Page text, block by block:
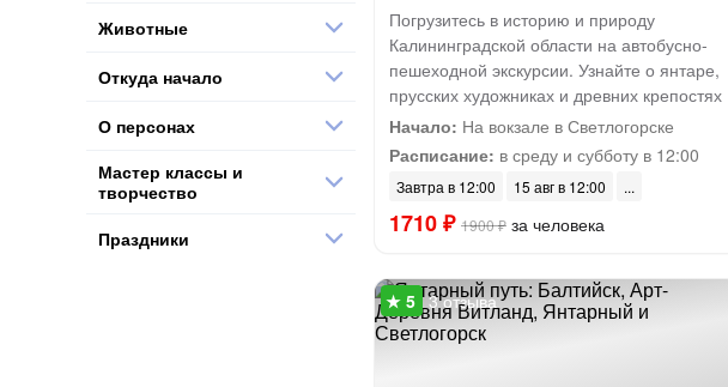
Погрузитесь в историю и природу
Калининградской области на автобусно-
пешеходной экскурсии. Узнайте о янтаре,
прусских художниках и древних крепостях
Начало: На вокзале в Светлогорске
Расписание: в среду и субботу в 12:00
Завтра в 12:00 15 авг в 12:00
1710 ₽ 1900 ₽ за человека
3 отзыва
Животные
Откуда начало
О персонах
Мастер классы и
творчество
Праздники